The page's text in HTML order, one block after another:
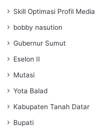
Skill Optimasi Profil Media
bobby nasution
Gubernur Sumut
Eselon II
Mutasi
Yota Balad
Kabupaten Tanah Datar
Bupati